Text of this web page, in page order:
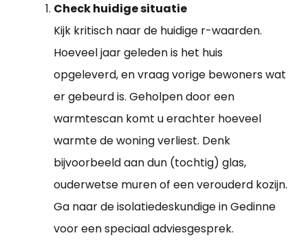
Check huidige situatie
Kijk kritisch naar de huidige r-waarden.
Hoeveel jaar geleden is het huis
opgeleverd, en vraag vorige bewoners wat
er gebeurd is. Geholpen door een
warmtescan komt u erachter hoeveel
warmte de woning verliest. Denk
bijvoorbeeld aan dun (tochtig) glas,
ouderwetse muren of een verouderd kozijn.
Ga naar de isolatiedeskundige in Gedinne
voor een speciaal adviesgesprek.